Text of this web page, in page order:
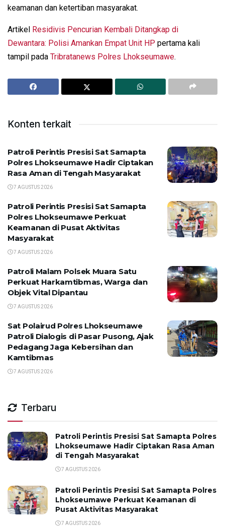
keamanan dan ketertiban masyarakat.
Artikel Residivis Pencurian Kembali Ditangkap di
Dewantara: Polisi Amankan Empat Unit HP pertama kali
tampil pada Tribratanews Polres Lhokseumawe.
Konten terkait
Patroli Perintis Presisi Sat Samapta
Polres Lhokseumawe Hadir Ciptakan
Rasa Aman di Tengah Masyarakat
7 AGUSTUS 2026
Patroli Perintis Presisi Sat Samapta
Polres Lhokseumawe Perkuat
Keamanan di Pusat Aktivitas
Masyarakat
7 AGUSTUS 2026
Patroli Malam Polsek Muara Satu
Perkuat Harkamtibmas, Warga dan
Objek Vital Dipantau
7 AGUSTUS 2026
Sat Polairud Polres Lhokseumawe
Patroli Dialogis di Pasar Pusong, Ajak
Pedagang Jaga Kebersihan dan
Kamtibmas
7 AGUSTUS 2026
Terbaru
Patroli Perintis Presisi Sat Samapta Polres
Lhokseumawe Hadir Ciptakan Rasa Aman
di Tengah Masyarakat
7 AGUSTUS 2026
Patroli Perintis Presisi Sat Samapta Polres
Lhokseumawe Perkuat Keamanan di
Pusat Aktivitas Masyarakat
7 AGUSTUS 2026